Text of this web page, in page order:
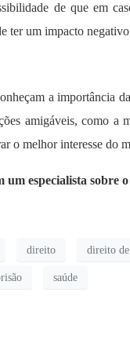
de que em
ter um impacto
a importância
amigáveis, como a
o melhor interesse do
um especialista
direito direito
saúde